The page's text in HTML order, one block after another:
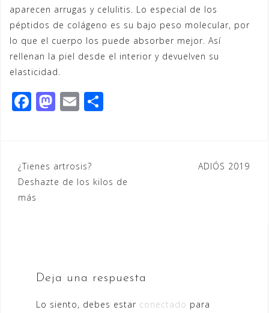
aparecen arrugas y celulitis. Lo especial de los
péptidos de colágeno es su bajo peso molecular, por
lo que el cuerpo los puede absorber mejor. Así
rellenan la piel desde el interior y devuelven su
elasticidad.
F
e
b
o
M
o
d
E
l
ar
Navegación
de
¿Tienes artrosis?
Deshazte de los kilos de
más
ADIÓS 2019
Deja una respuesta
Lo siento, debes estar conectado para